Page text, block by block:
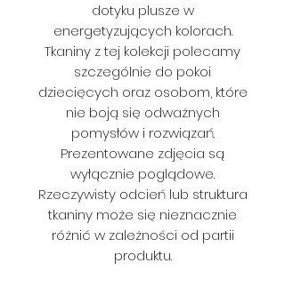
dotyku plusze w
energetyzujących kolorach.
Tkaniny z tej kolekcji polecamy
szczególnie do pokoi
dziecięcych oraz osobom, które
nie boją się odważnych
pomysłów i rozwiązań.
Prezentowane zdjęcia są
wyłącznie poglądowe.
Rzeczywisty odcień lub struktura
tkaniny może się nieznacznie
różnić w zależności od partii
produktu.